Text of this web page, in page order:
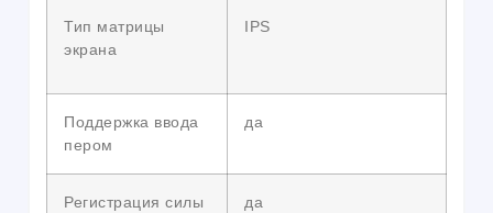
Тип матрицы
экрана
IPS
Поддержка ввода
пером
да
Регистрация силы
да